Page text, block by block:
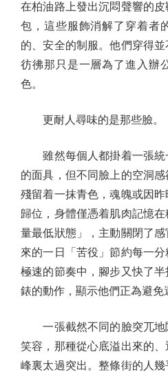
在柏油路上發出沉悶聲響的
包，這些服飾消解了穿着者
的、安全的制服。他們穿得並
彷彿那只是一層為了進入辦
色。
更耐人尋味的是那些臉。
雖然每個人都掛着一張統
的面具，但不同臉上的空洞
殘留着一抹青色，魂魄或因
歸位，身體僅憑着肌肉記憶
量最低狀態」，主動關閉了
來的一日「苦役」節約每一
極速的節奏中，腳步又快了
錶的動作，顯示他們正為避免
一張截然不同的臉突兀地
笑容，那種從心底溢出來的
峰裏太過突出。整條街的人